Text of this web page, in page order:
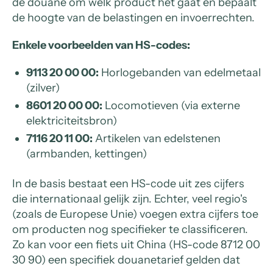
de hoogte van de belastingen en invoerrechten.
Enkele voorbeelden van HS-codes:
9113 20 00 00: Horlogebanden van edelmetaal
(zilver)
8601 20 00 00: Locomotieven (via externe
elektriciteitsbron)
7116 20 11 00: Artikelen van edelstenen
(armbanden, kettingen)
In de basis bestaat een HS-code uit zes cijfers
die internationaal gelijk zijn. Echter, veel regio's
(zoals de Europese Unie) voegen extra cijfers toe
om producten nog specifieker te classificeren.
Zo kan voor een fiets uit China (HS-code 8712 00
30 90) een specifiek douanetarief gelden dat